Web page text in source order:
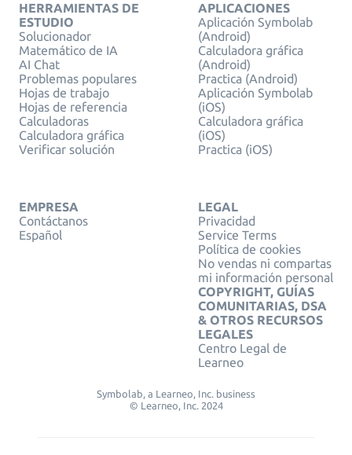
HERRAMIENTAS DE
ESTUDIO
Solucionador
Matemático de IA
AI Chat
Problemas populares
Hojas de trabajo
Hojas de referencia
Calculadoras
Calculadora gráfica
Verificar solución
APLICACIONES
Aplicación Symbolab
(Android)
Calculadora gráfica
(Android)
Practica (Android)
Aplicación Symbolab
(iOS)
Calculadora gráfica
(iOS)
Practica (iOS)
EMPRESA
Contáctanos
Español
LEGAL
Privacidad
Service Terms
Política de cookies
No vendas ni compartas
mi información personal
COPYRIGHT, GUÍAS
COMUNITARIAS, DSA
& OTROS RECURSOS
LEGALES
Centro Legal de
Learneo
Symbolab, a Learneo, Inc. business
© Learneo, Inc. 2024